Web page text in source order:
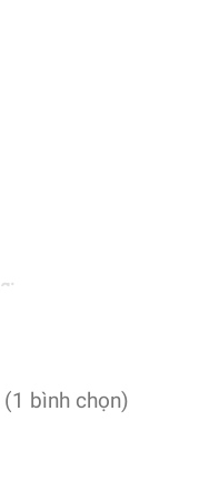
cm x Cao 80 cm x
bình chọn)